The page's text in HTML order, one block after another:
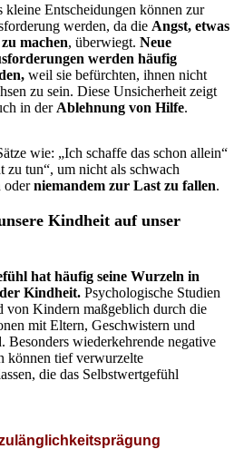
kleine Entscheidungen können zur
werden, da die Angst, etwas
machen, überwiegt. Neue
werden häufig
weil sie befürchten, ihnen nicht
zu sein. Diese Unsicherheit zeigt
in der Ablehnung von Hilfe.
wie: „Ich schaffe das schon allein“
zu tun“, um nicht als schwach
oderniemandem zur Last zu fallen.
Kindheit auf unser
hat häufig seine Wurzeln in
Kindheit. Psychologische Studien
von Kindern maßgeblich durch die
mit Eltern, Geschwistern und
wiederkehrende negative
können tief verwurzelte
die das Selbstwertgefühl